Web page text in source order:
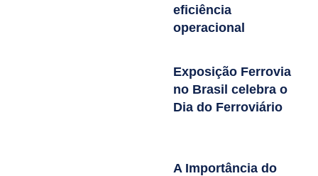
eficiência
operacional
Exposição Ferrovia
no Brasil celebra o
Dia do Ferroviário
A Importância do